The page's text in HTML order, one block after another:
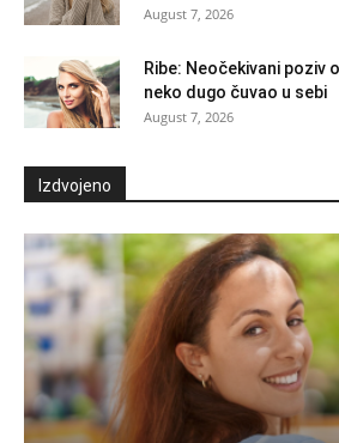
August 7, 2026
Ribe: Neočekivani poziv
neko dugo čuvao u sebi
August 7, 2026
Izdvojeno